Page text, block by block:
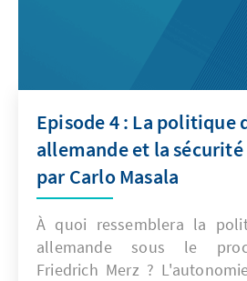
Episode 4 : La politique
allemande et la
par Carlo Masala
À quoi ressemblera la
allemande sous le
Friedrich Merz ?